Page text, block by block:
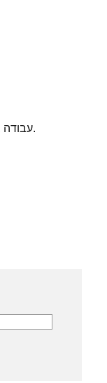
עבודה במהדורה של 5 עבודות, ממוספרת וחתומה.